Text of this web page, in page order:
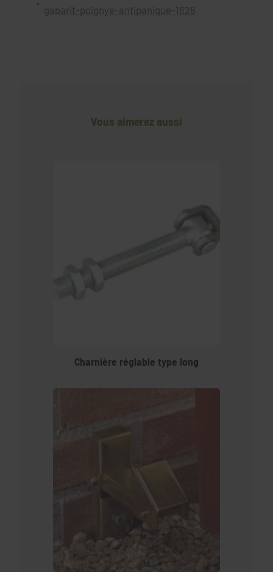
gabarit-poignye-antipanique-1628
Vous aimerez aussi
Charnière réglable type long